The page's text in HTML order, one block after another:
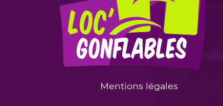
Mentions légales